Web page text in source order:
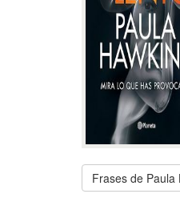
Frases de Paula